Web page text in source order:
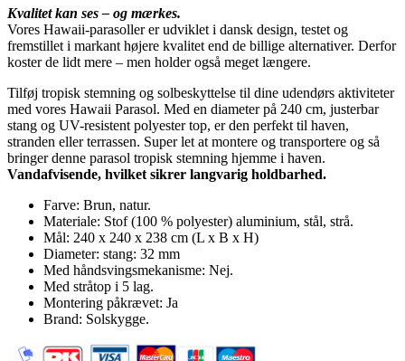
Kvalitet kan ses – og mærkes.
Vores Hawaii-parasoller er udviklet i dansk design, testet og
fremstillet i markant højere kvalitet end de billige alternativer. Derfor
koster de lidt mere – men holder også meget længere.
Tilføj tropisk stemning og solbeskyttelse til dine udendørs aktiviteter
med vores Hawaii Parasol. Med en diameter på 240 cm, justerbar
stang og UV-resistent polyester top, er den perfekt til haven,
stranden eller terrassen. Super let at montere og transportere og så
bringer denne parasol tropisk stemning hjemme i haven.
Vandafvisende, hvilket sikrer langvarig holdbarhed.
Farve: Brun, natur.
Materiale: Stof (100 % polyester) aluminium, stål, strå.
Mål: 240 x 240 x 238 cm (L x B x H)
Diameter: stang: 32 mm
Med håndsvingsmekanisme: Nej.
Med stråtop i 5 lag.
Montering påkrævet: Ja
Brand: Solskygge.